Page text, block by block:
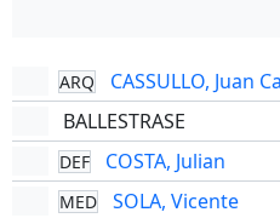
ARQ
CASSULLO, Juan
BALLESTRASE
DEF COSTA, Julian
MED SOLA, Vicente